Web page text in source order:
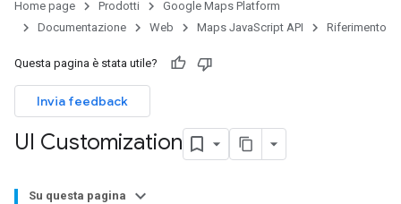
Home page Prodotti
Google Maps Platform
Documentazione
Web Maps JavaScript API Riferimento
Questa pagina è stata utile?
Invia feedback
UI Customization
Su questa pagina